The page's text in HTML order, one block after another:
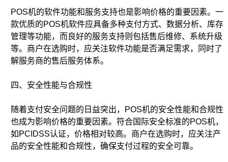
POS机的软件功能和服务支持也是影响价格的重要因素。一
款优质的POS机软件应具备多种支付方式、数据分析、库存
管理等功能，而良好的服务支持则包括售后维修、系统升级
等。商户在选购时，应关注软件功能是否满足需求，同时了
解服务商的售后服务体系。
四、安全性能与合规性
随着支付安全问题的日益突出，POS机的安全性能和合规性
也成为影响价格的重要因素。符合国际安全标准的POS机，
如PCIDSS认证，价格相对较高。商户在选购时，应关注产
品的安全性能和合规性，确保支付过程的安全可靠。